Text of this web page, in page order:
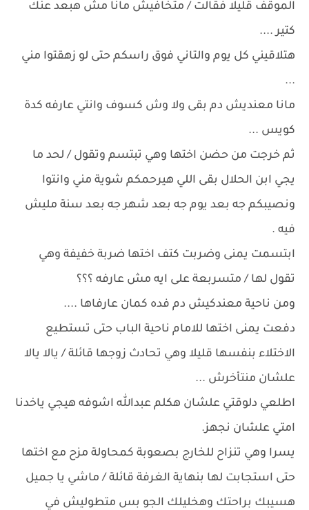
الموقف قليلا فقالت / متخافيش مانا مش هبعد عنك
كتير ....
هتلاقيني كل يوم والتاني فوق راسكم حتى لو زهقتوا مني
...
مانا معنديش دم بقى ولا وش كسوف وانتي عارفه كدة
كويس ...
ثم خرجت من حضن اختها وهي تبتسم وتقول / لحد ما
يجي ابن الحلال بقى اللي هيرحمكم شوية مني وانتوا
ونصيبكم جه بعد يوم جه بعد شهر جه بعد سنة مليش
فيه .
ابتسمت يمنى وضربت كتف اختها ضربة خفيفة وهي
تقول لها / متسربعة على ايه مش عارفه ؟؟؟
ومن ناحية معندكيش دم فده كمان عارفاها ....
دفعت يمنى اختها للامام ناحية الباب حتى تستطيع
الاختلاء بنفسها قليلا وهي تحادث زوجها قائلة / يالا يالا
علشان منتأخرش ...
اطلعي دلوقتي علشان هكلم عبدالله اشوفه هيجي ياخدنا
امتي علشان نجهز.
يسرا وهي تنزاح للخارج بصعوبة كمحاولة مزح مع اختها
حتى استجابت لها بنهاية الغرفة قائلة / ماشي يا جميل
هسيبك براحتك وهخليلك الجو بس متطوليش في